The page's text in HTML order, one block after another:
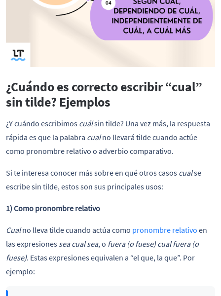
¿Cuándo es correcto escribir “cual”
sin tilde? Ejemplos
¿Y cuándo escribimos cuálsin tilde? Una vez más, la respuesta
rápida es que la palabra cualno llevará tilde cuando actúe
como pronombre relativo o adverbio comparativo.
Si te interesa conocer más sobre en qué otros casos cualse
escribe sin tilde, estos son sus principales usos:
1) Como pronombre relativo
Cualno lleva tilde cuando actúa como pronombre relativo en
las expresiones sea cual sea, o fuera (o fuese) cual fuera (o
fuese). Estas expresiones equivalen a “el que, la que”. Por
ejemplo: